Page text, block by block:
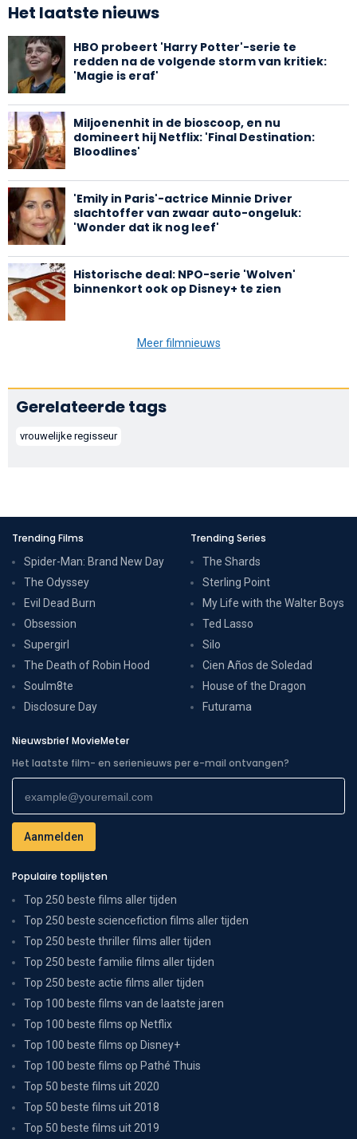
Het laatste nieuws
HBO probeert 'Harry Potter'-serie te
redden na de volgende storm van kritiek:
'Magie is eraf'
Miljoenenhit in de bioscoop, en nu
domineert hij Netflix: 'Final Destination:
Bloodlines'
'Emily in Paris'-actrice Minnie Driver
slachtoffer van zwaar auto-ongeluk:
'Wonder dat ik nog leef'
Historische deal: NPO-serie 'Wolven'
binnenkort ook op Disney+ te zien
Meer filmnieuws
Gerelateerde tags
vrouwelijke regisseur
Trending Films
Spider-Man: Brand New Day
The Odyssey
Evil Dead Burn
Obsession
Supergirl
The Death of Robin Hood
Soulm8te
Disclosure Day
Trending Series
The Shards
Sterling Point
My Life with the Walter Boys
Ted Lasso
Silo
Cien Años de Soledad
House of the Dragon
Futurama
Nieuwsbrief MovieMeter
Het laatste film- en serienieuws per e-mail ontvangen?
Populaire toplijsten
Top 250 beste films aller tijden
Top 250 beste sciencefiction films aller tijden
Top 250 beste thriller films aller tijden
Top 250 beste familie films aller tijden
Top 250 beste actie films aller tijden
Top 100 beste films van de laatste jaren
Top 100 beste films op Netflix
Top 100 beste films op Disney+
Top 100 beste films op Pathé Thuis
Top 50 beste films uit 2020
Top 50 beste films uit 2018
Top 50 beste films uit 2019